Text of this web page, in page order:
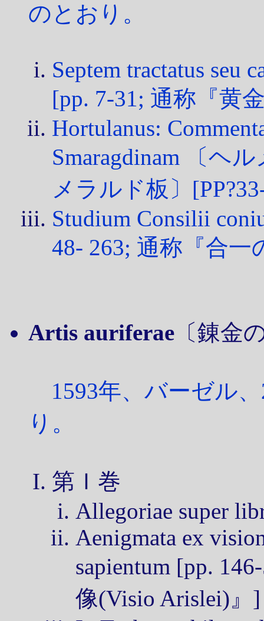
のとおり。
Septem tractatus seu
[pp. 7-31; 通称『黄
Hortulanus:
Smaragdinam 〔ヘ
メラルド板〕
Studium Consilii
48- 263; 通称『合一
Artis auriferae 〔錬金
1593年、バーゼル
り。
第Ｉ巻
Allegoriae super
Aenigmata ex
sapientum [pp.
像(Visio Arislei)』]